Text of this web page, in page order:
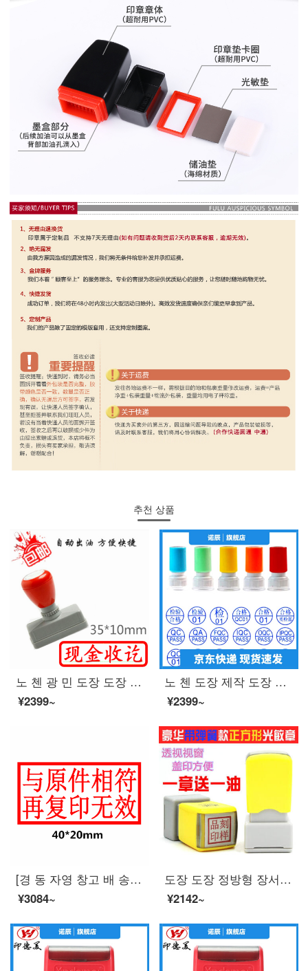
추천 상품
노 첸 광 민 도장 도장 광 민 통용 인장 회계과 도장 스프링 도장 재무 인장 자동 오 일 레 드 현금 수령 완료
¥2399~
노 첸 도장 제작 도장 공장 품질 검사 도장 자동 오 일 만 회 장 지름 드 롭 블 루 잉크 직경 15mM (IPQC 01)
¥2399~
[경 동 자영 창고 배 송] 노 진 광 민 인장 스프링 인장 만 번 도장 제작 사무 도장 택배 안전하게 적 신 빨 간 프린트 가 원본 과 일치 하면 복사 무효
¥3084~
도장 도장 정방형 장서 개인의 이름 광 민 도장 제작 개성 손 글씨 사인 도장 도장
¥2142~